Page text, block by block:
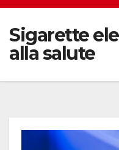
Sigarette
alla salute